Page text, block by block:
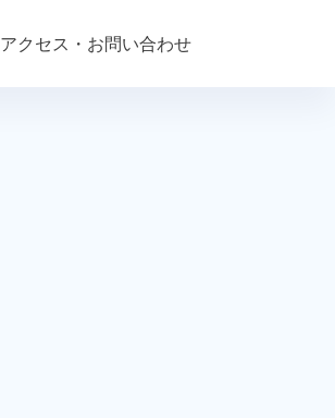
アクセス・お問い合わせ